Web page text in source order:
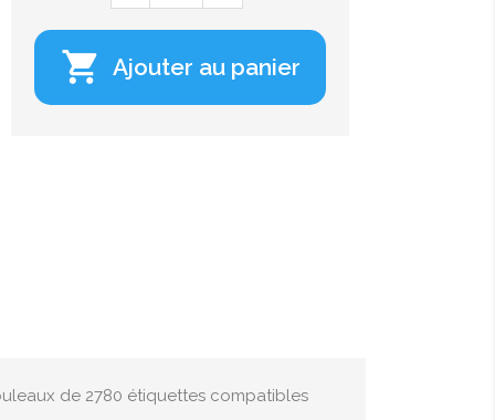
 Ajouter au panier
de 2780 étiquettes compatibles